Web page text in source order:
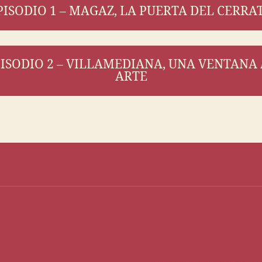
1 – MAGAZ, LA PUERTA DEL
2 – VILLAMEDIANA, UNA VENTANA
ARTE